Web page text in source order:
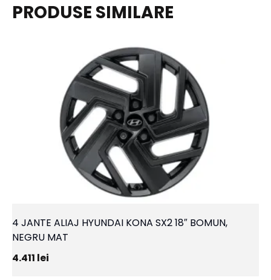
PRODUSE SIMILARE
4 JANTE ALIAJ HYUNDAI KONA SX2 18″ BOMUN,
NEGRU MAT
4.411 lei